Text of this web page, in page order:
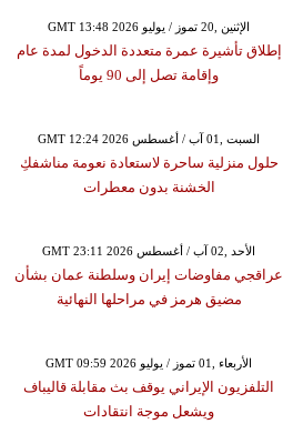
GMT 13:48 2026 الإثنين ,20 تموز / يوليو
إطلاق تأشيرة عمرة متعددة الدخول لمدة عام
وإقامة تصل إلى 90 يوماً
GMT 12:24 2026 السبت ,01 آب / أغسطس
حلول منزلية ساحرة لاستعادة نعومة مناشفكِ
الخشنة بدون معطرات
GMT 23:11 2026 الأحد ,02 آب / أغسطس
عراقجي مفاوضات إيران وسلطنة عمان بشأن
مضيق هرمز في مراحلها النهائية
GMT 09:59 2026 الأربعاء ,01 تموز / يوليو
التلفزيون الإيراني يوقف بث مقابلة قاليباف
ويشعل موجة انتقادات